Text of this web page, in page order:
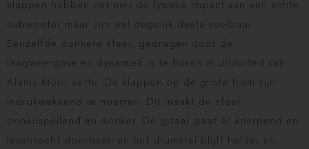
klappen hebben net niet de fysieke impact van een echte
subwoofer maar zijn wel degelijk deels voelbaar.
Eenzelfde donkere sfeer, gedragen door de
laagweergave en dynamiek is te horen in Uninvited van
Alanis Mori- sette. De klappen op de grote trom zijn
indrukwekkend te noemen. Dit maakt de sfeer
onheilspellend en donker. De gitaar gaat er snerpend en
levensecht doorheen en het drumstel blijft helder en